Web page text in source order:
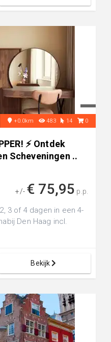
+0.0km 483 14 0
⚡ Ontdek
Scheveningen ..
+/- € 75,95 p.p.
3 of 4 dagen in een 4-
Den Haag incl.
Bekijk